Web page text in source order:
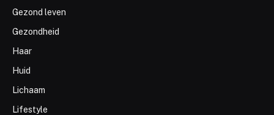
Gezond leven
Gezondheid
Haar
Huid
Lichaam
Lifestyle